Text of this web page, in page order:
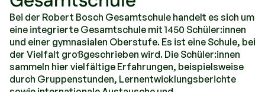
Bei der Robert Bosch Gesamtschule handelt es sich um
eine integrierte Gesamtschule mit 1450 Schüler:innen
und einer gymnasialen Oberstufe. Es ist eine Schule, bei
der Vielfalt großgeschrieben wird. Die Schüler:innen
sammeln hier vielfältige Erfahrungen, beispielsweise
durch Gruppenstunden, Lernentwicklungsberichte